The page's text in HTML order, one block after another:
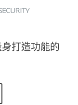
打造功能的